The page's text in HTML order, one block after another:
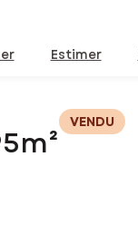
Estimer
VENDU